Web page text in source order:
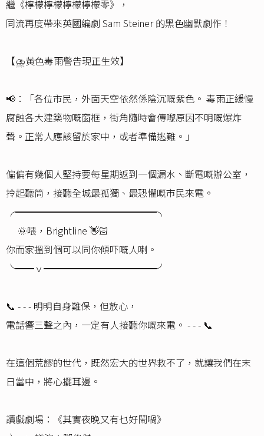
繼《檸檬檸檬檸檬檸檬零》，
同流再度帶來英國編劇 Sam Steiner 的黑色幽默劇作！
【⛈️黃色毒雨警告現正生效】
📢：「各位市民，外面天空依然係陰沉嘅紫色。 毒雨正緩慢
腐蝕各大建築物嘅窗框，街角隨時會傳嚟原因不明嘅爆炸
聲。正常人應該留於家中，或者準備逃難。」
偏偏有幾個人堅持要每星期返到一個漏水、斷電嘅辦公室，
拎起聽筒，接聽全城最孤獨、最恐懼嘅市民來電。
╭━━━━━━━━━━━━━━━╮
🌞喂，Brightline 👋🏻
你而家搵到個可以同你傾吓嘅人喇。
╰━━ｖ━━━━━━━━━━━━╯
📞 - - - 明明自身難保，但放心，
電話響三聲之內，一定有人接聽你嘅來電。 - - - 📞
在這個荒謬的世代，既然宏大的世界救不了，就讓我們在末
日當中，將心擺耳邊。
讀戲劇場：《其實夜晚又有乜好鬧喎》